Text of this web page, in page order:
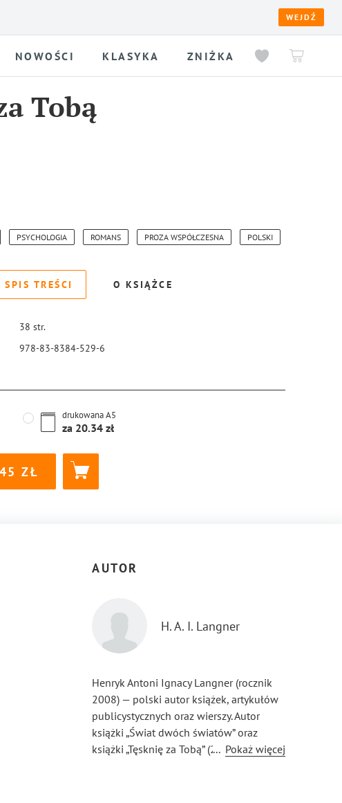
WEJDŹ
NOWOŚCI KLASYKA ZNIŻKA
Tobą
PSYCHOLOGIA ROMANS PROZA WSPÓŁCZESNA POLSKI
SPIS TREŚCI O KSIĄŻCE
38 str.
978-83-8384-529-6
drukowanaA5
za 20.34
AUTOR
H. A. I. Langner
Henryk Antoni Ignacy Langner (rocznik
2008) — polski autor książek, artykułów
publicystycznych oraz wierszy. Autor
książki „Świat dwóch światów” oraz
książki „Tęsknię za Tobą” (2024 rok). Jako
... Pokaż więcej